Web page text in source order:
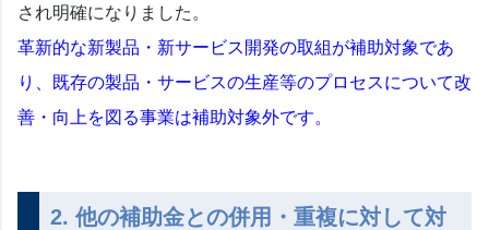
され明確になりました。
革新的な新製品・新サービス開発の取組が補助対象であ
り、既存の製品・サービスの生産等のプロセスについて改
善・向上を図る事業は補助対象外です。
2. 他の補助金との併用・重複に対して対